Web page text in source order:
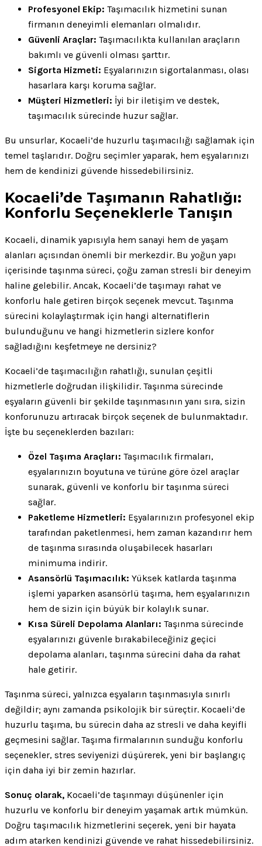
Profesyonel Ekip: Taşımacılık hizmetini sunan
firmanın deneyimli elemanları olmalıdır.
Güvenli Araçlar: Taşımacılıkta kullanılan araçların
bakımlı ve güvenli olması şarttır.
Sigorta Hizmeti: Eşyalarınızın sigortalanması, olası
hasarlara karşı koruma sağlar.
Müşteri Hizmetleri: İyi bir iletişim ve destek,
taşımacılık sürecinde huzur sağlar.
Bu unsurlar, Kocaeli’de huzurlu taşımacılığı sağlamak için
temel taşlarıdır. Doğru seçimler yaparak, hem eşyalarınızı
hem de kendinizi güvende hissedebilirsiniz.
Kocaeli’de Taşımanın Rahatlığı:
Konforlu Seçeneklerle Tanışın
Kocaeli, dinamik yapısıyla hem sanayi hem de yaşam
alanları açısından önemli bir merkezdir. Bu yoğun yapı
içerisinde taşınma süreci, çoğu zaman stresli bir deneyim
haline gelebilir. Ancak, Kocaeli’de taşımayı rahat ve
konforlu hale getiren birçok seçenek mevcut. Taşınma
sürecini kolaylaştırmak için hangi alternatiflerin
bulunduğunu ve hangi hizmetlerin sizlere konfor
sağladığını keşfetmeye ne dersiniz?
Kocaeli’de taşımacılığın rahatlığı, sunulan çeşitli
hizmetlerle doğrudan ilişkilidir. Taşınma sürecinde
eşyaların güvenli bir şekilde taşınmasının yanı sıra, sizin
konforunuzu artıracak birçok seçenek de bulunmaktadır.
İşte bu seçeneklerden bazıları:
Özel Taşıma Araçları: Taşımacılık firmaları,
eşyalarınızın boyutuna ve türüne göre özel araçlar
sunarak, güvenli ve konforlu bir taşınma süreci
sağlar.
Paketleme Hizmetleri: Eşyalarınızın profesyonel ekip
tarafından paketlenmesi, hem zaman kazandırır hem
de taşınma sırasında oluşabilecek hasarları
minimuma indirir.
Asansörlü Taşımacılık: Yüksek katlarda taşınma
işlemi yaparken asansörlü taşıma, hem eşyalarınızın
hem de sizin için büyük bir kolaylık sunar.
Kısa Süreli Depolama Alanları: Taşınma sürecinde
eşyalarınızı güvenle bırakabileceğiniz geçici
depolama alanları, taşınma sürecini daha da rahat
hale getirir.
Taşınma süreci, yalnızca eşyaların taşınmasıyla sınırlı
değildir; aynı zamanda psikolojik bir süreçtir. Kocaeli’de
huzurlu taşıma, bu sürecin daha az stresli ve daha keyifli
geçmesini sağlar. Taşıma firmalarının sunduğu konforlu
seçenekler, stres seviyenizi düşürerek, yeni bir başlangıç
için daha iyi bir zemin hazırlar.
Sonuç olarak, Kocaeli’de taşınmayı düşünenler için
huzurlu ve konforlu bir deneyim yaşamak artık mümkün.
Doğru taşımacılık hizmetlerini seçerek, yeni bir hayata
adım atarken kendinizi güvende ve rahat hissedebilirsiniz.